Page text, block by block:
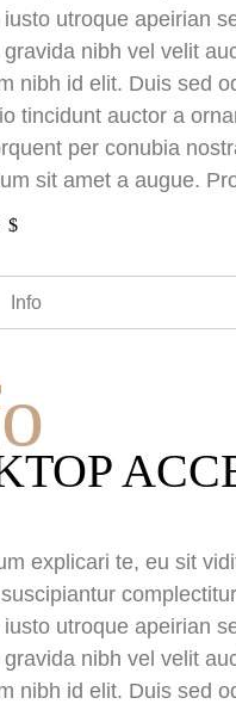
iusto utroque apeirian
nibh vel velit
nibh id elit. Duis sed
tincidunt auctor a
per conubia
sit amet a augue.
Info
explicari te, eu sit
iusto utroque apeirian
nibh vel velit
nibh id elit. Duis sed